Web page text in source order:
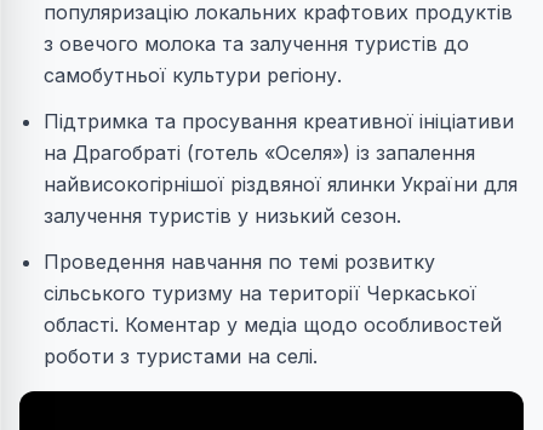
популяризацію локальних крафтових продуктів
з овечого молока та залучення туристів до
самобутньої культури регіону.
Підтримка та просування креативної ініціативи
на Драгобраті (готель «Оселя») із запалення
найвисокогірнішої різдвяної ялинки України для
залучення туристів у низький сезон.
Проведення навчання по темі розвитку
сільського туризму на території Черкаської
області. Коментар у медіа щодо особливостей
роботи з туристами на селі.